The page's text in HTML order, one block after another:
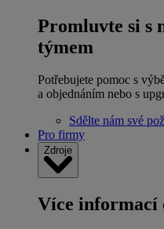
Promluvte si s
týmem
Potřebujete pomoc s
a objednáním nebo s
Sdělte nám své
Pro firmy
Zdroje
Více informací